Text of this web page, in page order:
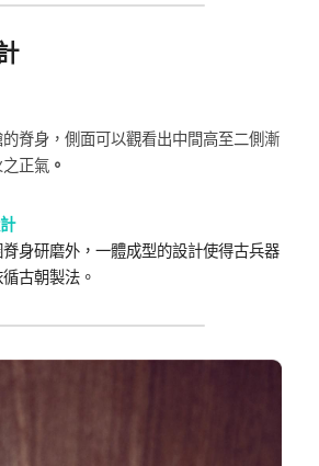
脊身，側面可以觀看出中間高至二側漸
正氣 。
身研磨外，一體成型的設計使得古兵器
古朝製法。